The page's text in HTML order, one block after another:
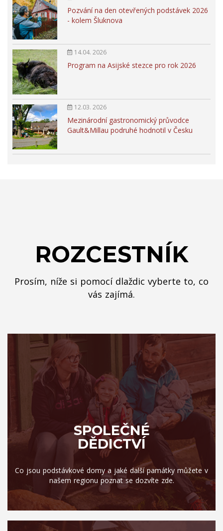
Pozvání na den otevřených podstávek 2026
- kolem Šluknova
14.04. 2026
Program na Asijské stezce pro rok 2026
12.03. 2026
Mezinárodní gastronomický průvodce
Gault&Millau podruhé hodnotil v Česku
ROZCESTNÍK
Prosím, níže si pomocí dlaždic vyberte to, co
vás zajímá.
SPOLEČNÉ
DĚDICTVÍ
Co jsou podstávkové domy a jaké další památky můžete v
našem regionu poznat se dozvíte zde.